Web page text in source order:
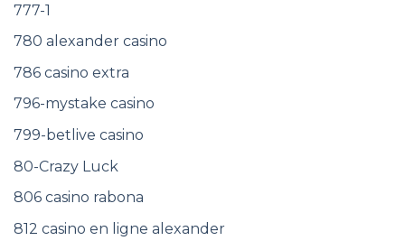
777-1
780 alexander casino
786 casino extra
796-mystake casino
799-betlive casino
80-Crazy Luck
806 casino rabona
812 casino en ligne alexander